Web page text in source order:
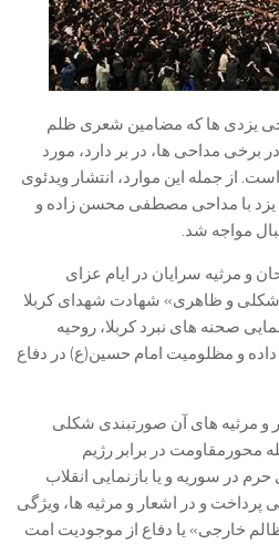
یزدی ها که مضامین شعری ظلم
برخی مداحی ها، در بر دارد، مورد
از جمله این موارد، انتشار ویدئوی
یزد با مداحی مصطفی محسن زاده و
مواجه شد.
و مرثیه سرایان در ایام عزای
و ظاهری» شهادت شهدای کربلا
صحنه های نبرد کربلا، روحیه
و مظلومیت امام حسین(ع) در دفاع
و مرثیه های آن صورتبندی شکلی
محورمقاومت در برابر رژیم
در سوریه و یا بازنمایی انقلاب
پرداخت و در اشعار و مرثیه ها، ویژگی
خارجی» یا دفاع از موجودیت امت